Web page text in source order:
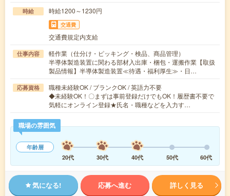
時給 時給1200～1230円
交通費
交通費規定内支給
仕事内容
軽作業（仕分け・ピッキング・検品、商品管理）
半導体製造装置に関わる部材入出庫・梱包・運搬作業【取扱
製品情報】半導体製造装置≪待遇・福利厚生≫・日…
応募資格
職種未経験OK / ブランクOK / 英語力不要
◆未経験OK！〇まずは事前登録だけでもOK！履歴書不要で
気軽にオンライン登録★氏名・職種などを入力す…
職場の雰囲気
年齢層
20代
30代 40代 50代 60代
気になる! 応募へ進む 詳しく見る